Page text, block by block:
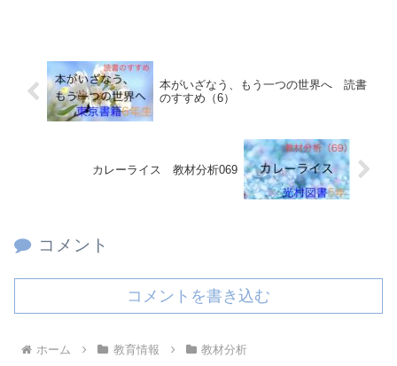
本がいざなう、もう一つの世界へ 読書
のすすめ（6）
カレーライス 教材分析069
コメント
コメントを書き込む
ホーム 教育情報 教材分析